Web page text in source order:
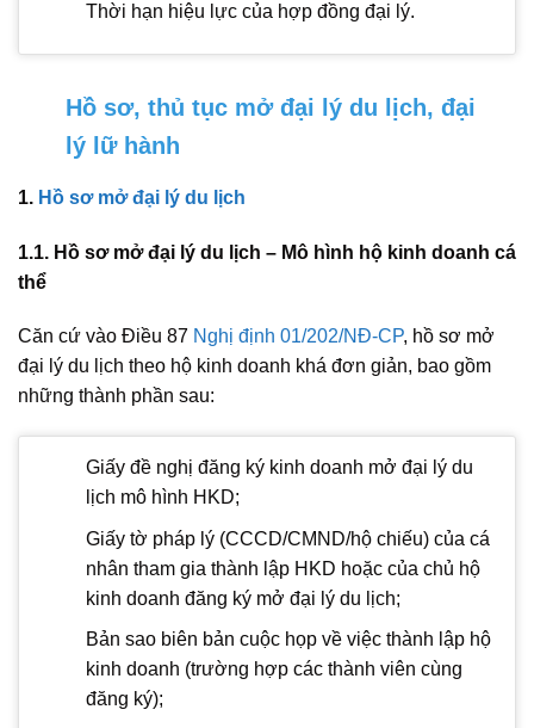
Thời hạn hiệu lực của hợp đồng đại lý.
Hồ sơ, thủ tục mở đại lý du lịch, đại
lý lữ hành
1. Hồ sơ mở đại lý du lịch
1.1. Hồ sơ mở đại lý du lịch – Mô hình hộ kinh doanh cá
thể
Căn cứ vào Điều 87 Nghị định 01/202/NĐ-CP, hồ sơ mở
đại lý du lịch theo hộ kinh doanh khá đơn giản, bao gồm
những thành phần sau:
Giấy đề nghị đăng ký kinh doanh mở đại lý du
lịch mô hình HKD;
Giấy tờ pháp lý (CCCD/CMND/hộ chiếu) của cá
nhân tham gia thành lập HKD hoặc của chủ hộ
kinh doanh đăng ký mở đại lý du lịch;
Bản sao biên bản cuộc họp về việc thành lập hộ
kinh doanh (trường hợp các thành viên cùng
đăng ký);